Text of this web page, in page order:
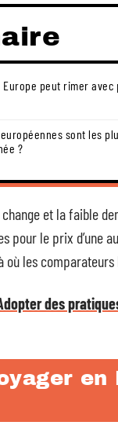
peut rimer avec
sont les
?
et la faible
pour le prix d’une
les comparateurs
des